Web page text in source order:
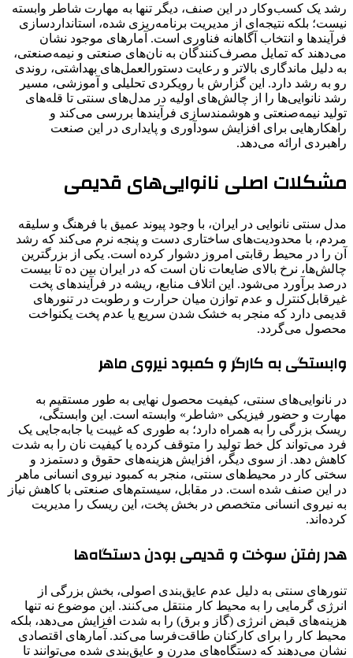
رشد یک کسب‌وکار در این صنف، دیگر تنها به مهارت شاطر وابسته
نیست؛ بلکه نتیجه‌ای از مدیریت برنامه‌ریزی شده، استانداردسازی
فرآیندها و انتخاب آگاهانه فناوری است. آمارهای موجود نشان
می‌دهند که تمایل مصرف‌کنندگان به نان‌های صنعتی و نیمه‌صنعتی،
به دلیل ماندگاری بالاتر و رعایت دستورالعمل‌های بهداشتی، روندی
رو به رشد دارد. این گزارش با رویکردی تحلیلی و آموزشی، مسیر
رشد نانوایی‌ها را از چالش‌های اولیه در مدل‌های سنتی تا قله‌های
تولید نیمه‌صنعتی و هوشمندسازی فرآیندها بررسی می‌کند و
راهکارهایی برای افزایش سودآوری و پایداری در این صنعت
راهبردی ارائه می‌دهد.
مشکلات اصلی نانوایی‌های قدیمی
مدل سنتی نانوایی در ایران، با وجود پیوند عمیق با فرهنگ و سلیقه
مردم، با محدودیت‌های ساختاری دست‌ و‌ پنجه نرم می‌کند که رشد
آن را در محیط رقابتی امروز دشوار کرده است. یکی از بزرگترین
چالش‌ها، نرخ بالای ضایعات نان است که در ایران بین ده تا بیست
درصد برآورد می‌شود. این اتلاف منابع، ریشه در فرآیندهای پخت
غیرقابل‌کنترل و عدم توازن میان حرارت و رطوبت در تنورهای
قدیمی دارد که منجر به خشک شدن سریع یا عدم پخت یکنواخت
محصول می‌گردد.
وابستگی به کارگر و کمبود نیروی ماهر
در نانوایی‌های سنتی، کیفیت محصول نهایی به طور مستقیم به
مهارت و حضور فیزیکی «شاطر» وابسته است. این وابستگی،
ریسک بزرگی را به همراه دارد؛ به طوری که غیبت یا جابه‌جایی یک
فرد می‌تواند کل خط تولید را متوقف کرده یا کیفیت نان را به شدت
کاهش دهد. از سوی دیگر، افزایش هزینه‌های حقوق و دستمزد و
سختی کار در محیط‌های سنتی، منجر به کمبود نیروی انسانی ماهر
در این صنف شده است. در مقابل، سیستم‌های صنعتی با کاهش نیاز
به نیروی انسانی متخصص در بخش پخت، این ریسک را مدیریت
کرده‌اند.
هدر رفتن سوخت و قدیمی بودن دستگاه‌ها
تنورهای سنتی به دلیل عدم عایق‌بندی اصولی، بخش بزرگی از
انرژی گرمایی را به محیط کار منتقل می‌کنند. این موضوع نه تنها
هزینه‌های قبض انرژی (گاز و برق) را به شدت افزایش می‌دهد، بلکه
محیط کار را برای کارکنان طاقت‌فرسا می‌کند. آمارهای اقتصادی
نشان می‌دهند که دستگاه‌های مدرن و عایق‌بندی شده می‌توانند تا